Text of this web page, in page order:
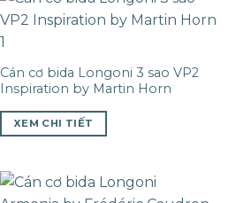
Cán cơ bida Longoni 3 sao VP2
Inspiration by Martin Horn
XEM CHI TIẾT